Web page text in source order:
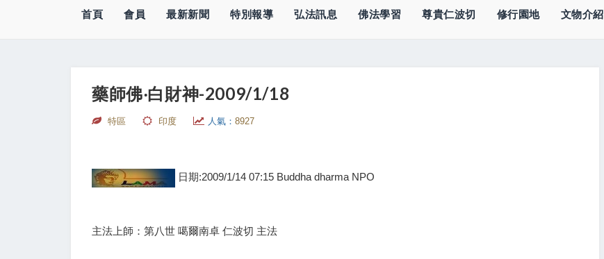
首頁 會員 最新新聞 特別報導 弘法訊息 佛法學習 尊貴仁波切 修行園地 文物介紹
藥師佛‧白財神-2009/1/18
特區 印度 人氣： 8927
日期:2009/1/14 07:15 Buddha dharma NPO
主法上師：第八世 噶爾南卓 仁波切 主法